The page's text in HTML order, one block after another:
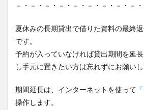
－・－・－・－・－・－・－・－・－
夏休みの長期貸出で借りた資料の最終返
です。
予約が入っていなければ貸出期間を延
し手元に置きたい方は忘れずにお願いし
期間延長は、インターネットを使って
操作します。